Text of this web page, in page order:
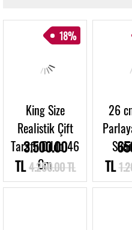
King Size
Realistik Çift
Taraflı Dildo 46
Cm
3.500.00
TL 4.250.00 TL
18%
26
TL